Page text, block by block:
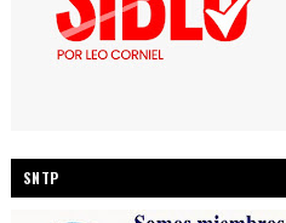
SNTP